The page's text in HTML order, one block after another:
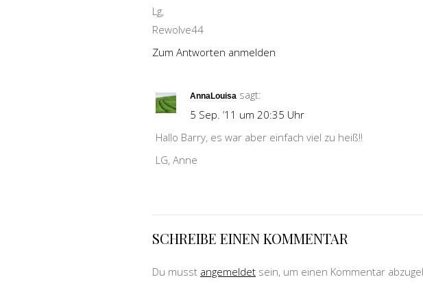
Lg,
Rewolve44
Zum Antworten anmelden
AnnaLouisa sagt:
5 Sep. ’11 um 20:35 Uhr
Hallo Barry, es war aber einfach viel zu heiß!!
LG, Anne
SCHREIBE EINEN KOMMENTAR
Du musst angemeldet sein, um einen Kommentar